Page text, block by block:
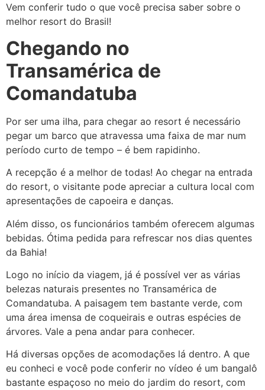
Vem conferir tudo o que você precisa saber sobre o
melhor resort do Brasil!
Chegando no
Transamérica de
Comandatuba
Por ser uma ilha, para chegar ao resort é necessário
pegar um barco que atravessa uma faixa de mar num
período curto de tempo – é bem rapidinho.
A recepção é a melhor de todas! Ao chegar na entrada
do resort, o visitante pode apreciar a cultura local com
apresentações de capoeira e danças.
Além disso, os funcionários também oferecem algumas
bebidas. Ótima pedida para refrescar nos dias quentes
da Bahia!
Logo no início da viagem, já é possível ver as várias
belezas naturais presentes no Transamérica de
Comandatuba. A paisagem tem bastante verde, com
uma área imensa de coqueirais e outras espécies de
árvores. Vale a pena andar para conhecer.
Há diversas opções de acomodações lá dentro. A que
eu conheci e você pode conferir no vídeo é um bangalô
bastante espaçoso no meio do jardim do resort, com